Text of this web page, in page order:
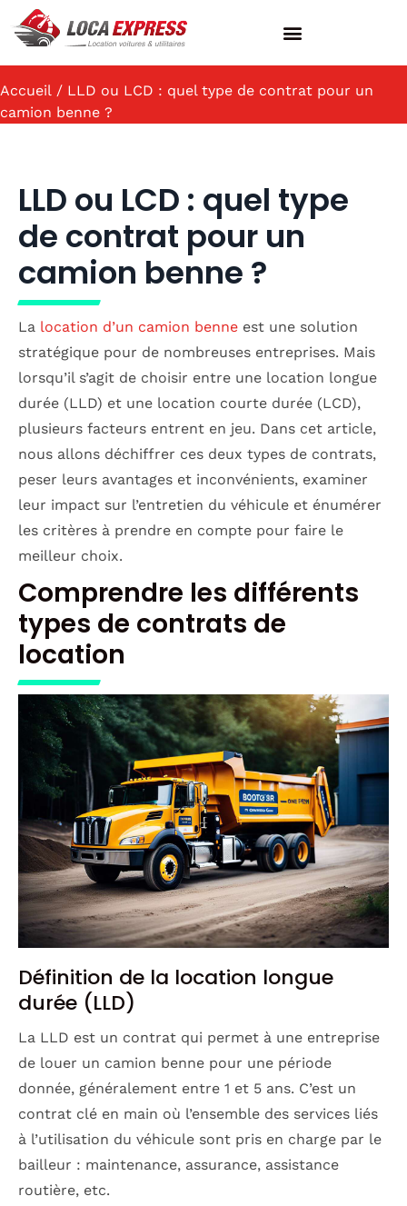
Accueil / LLD ou LCD : quel type de contrat pour un
camion benne ?
LLD ou LCD : quel type
de contrat pour un
camion benne ?
La location d’un camion benne est une solution
stratégique pour de nombreuses entreprises. Mais
lorsqu’il s’agit de choisir entre une location longue
durée (LLD) et une location courte durée (LCD),
plusieurs facteurs entrent en jeu. Dans cet article,
nous allons déchiffrer ces deux types de contrats,
peser leurs avantages et inconvénients, examiner
leur impact sur l’entretien du véhicule et énumérer
les critères à prendre en compte pour faire le
meilleur choix.
Comprendre les différents
types de contrats de
location
Définition de la location longue
durée (LLD)
La LLD est un contrat qui permet à une entreprise
de louer un camion benne pour une période
donnée, généralement entre 1 et 5 ans. C’est un
contrat clé en main où l’ensemble des services liés
à l’utilisation du véhicule sont pris en charge par le
bailleur : maintenance, assurance, assistance
routière, etc.